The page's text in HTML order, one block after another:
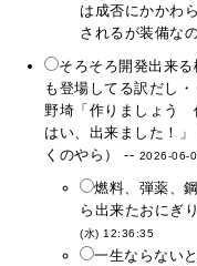
は成否にかかわ
されるが装備な
そろそろ開発出来
も登場してる訳だし・
野埼「作りましょう
はい、出来ました！
くのやら） -- 2026-06-
燃料、弾薬、
ら出来たおにぎ
(水) 12:36:35
一生ならない